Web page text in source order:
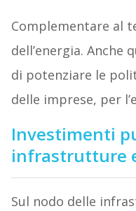
Complementare al
dell’energia. Anche
di potenziare le
delle imprese, per
Investimenti
infrastrutture
Sul nodo delle